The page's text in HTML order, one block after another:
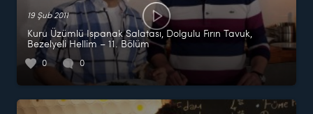
19 Şub 2011
Kuru Üzümlü Ispanak Salatası, Dolgulu Fırın Tavuk,
Bezelyeli Hellim – 11. Bölüm
0 0